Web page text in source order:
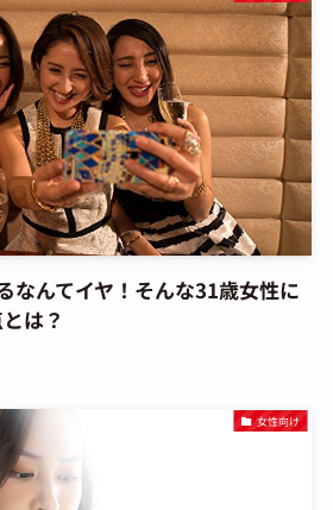
なんてイヤ！そんな31歳女性に
は？
女性向け